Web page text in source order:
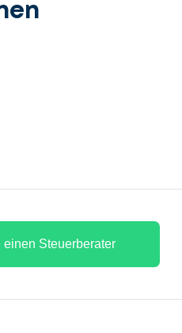
einen Steuerberater